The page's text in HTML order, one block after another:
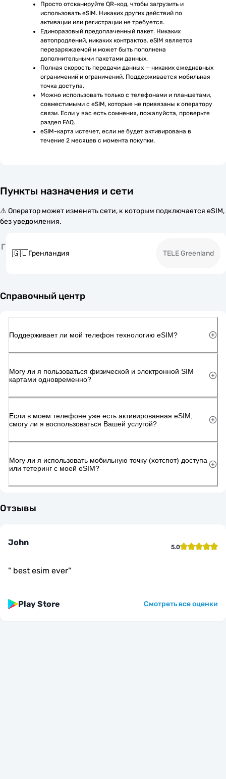
Просто отсканируйте QR-код, чтобы загрузить и
использовать eSIM. Никаких других действий по
активации или регистрации не требуется.
Единоразовый предоплаченный пакет. Никаких
автопродлений, никаких контрактов. eSIM является
перезаряжаемой и может быть пополнена
дополнительными пакетами данных.
Полная скорость передачи данных — никаких ежедневных
ограничений и ограничений. Поддерживается мобильная
точка доступа.
Можно использовать только с телефонами и планшетами,
совместимыми с eSIM, которые не привязаны к оператору
связи. Если у вас есть сомнения, пожалуйста, проверьте
раздел FAQ.
eSIM-карта истечет, если не будет активирована в
течение 2 месяцев с момента покупки.
Пункты назначения и сети
⚠️ Оператор может изменять сети, к которым подключается eSIM,
без уведомления.
Г
🇬🇱Гренландия TELE Greenland
Справочный центр
Поддерживает ли мой телефон технологию eSIM?
Могу ли я пользоваться физической и электронной SIM
картами одновременно?
Если в моем телефоне уже есть активированная eSIM,
смогу ли я воспользоваться Вашей услугой?
Могу ли я использовать мобильную точку (хотспот) доступа
или тетеринг с моей eSIM?
Отзывы
John 5.0
" best esim ever"
Play Store Смотреть все оценки